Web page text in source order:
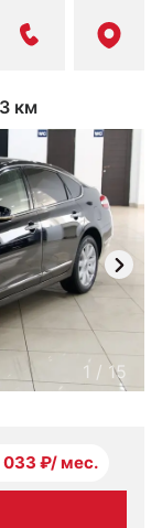
км
1 / 15
033 ₽/ мес.